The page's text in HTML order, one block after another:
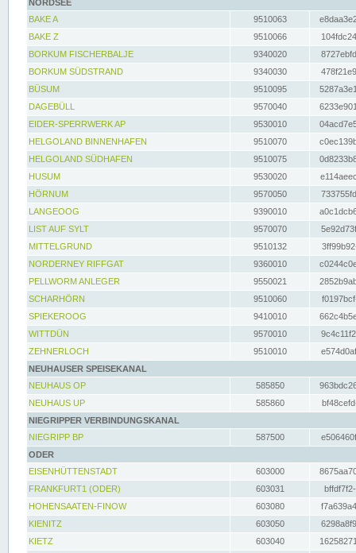
NORDSEE
BAKE A
9510063
BAKE Z
9510066
BORKUM FISCHERBALJE
9340020
BORKUM SÜDSTRAND
9340030
BÜSUM
9510095
DAGEBÜLL
9570040
EIDER-SPERRWERK AP
9530010
HELGOLAND BINNENHAFEN
9510070
HELGOLAND SÜDHAFEN
9510075
HUSUM
9530020
HÖRNUM
9570050
LANGEOOG
9390010
LIST AUF SYLT
9570070
MITTELGRUND
9510132
NORDERNEY RIFFGAT
9360010
PELLWORM ANLEGER
9550021
SCHARHÖRN
9510060
SPIEKEROOG
9410010
WITTDÜN
9570010
ZEHNERLOCH
9510010
NEUHAUSER SPEISEKANAL
NEUHAUS OP
585850
NEUHAUS UP
585860
NIEGRIPPER VERBINDUNGSKANAL
NIEGRIPP BP
587500
ODER
EISENHÜTTENSTADT
603000
FRANKFURT1 (ODER)
603031
HOHENSAATEN-FINOW
603080
KIENITZ
603050
KIETZ
603040